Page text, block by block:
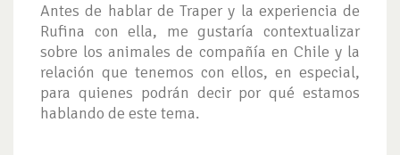
Antes de hablar de Traper y la experiencia de
Rufina con ella, me gustaría contextualizar
sobre los animales de compañía en Chile y la
relación que tenemos con ellos, en especial,
para quienes podrán decir por qué estamos
hablando de este tema.